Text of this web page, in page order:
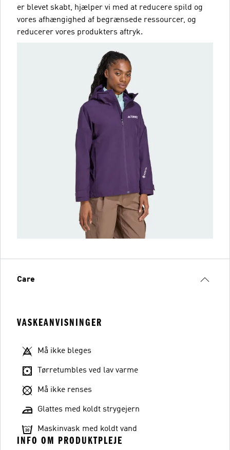
er blevet skabt, hjælper vi med at reducere spild og
vores afhængighed af begrænsede ressourcer, og
reducerer vores produkters aftryk.
Care
VASKEANVISNINGER
Må ikke bleges
Tørretumbles ved lav varme
Må ikke renses
Glattes med koldt strygejern
Maskinvask med koldt vand
INFO OM PRODUKTPLEJE